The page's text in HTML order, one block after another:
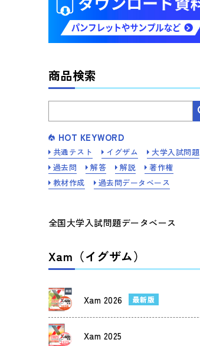
商品検索
HOT KEYWORD
共通テスト イグザム
大学入試問題
過去問
解答 解説
著作権
教材作成
過去問データベース
全国大学入試問題データベース
Xam（イグザム）
Xam 2026 最新版
Xam 2025